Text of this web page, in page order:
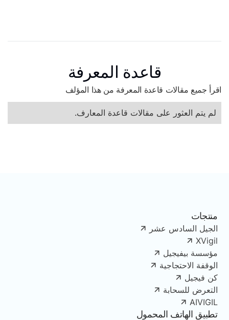
قاعدة المعرفة
اقرأ جميع مقالات قاعدة المعرفة من هذا المؤلف
لم يتم العثور على مقالات قاعدة المعارف.
منتجات
الجيل السادس عشر
XVigil
مؤسسة بيفيجيل
الوقفة الاحتجاجية
كن فيجيل
التعرض للسحابة
AIVIGIL
تطبيق الهاتف المحمول